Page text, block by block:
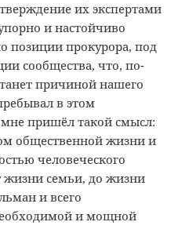
их экспертами
и настойчиво
позиции прокурора, под
сообщества, что, по-
причиной нашего
в этом
мне пришёл такой смысл:
общественной жизни и
человеческого
жизни семьи, до жизни
и всего
и мощной